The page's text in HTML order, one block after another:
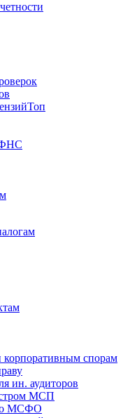
Топ
корпоративным спорам
ин. аудиторов
МСП
МСФО